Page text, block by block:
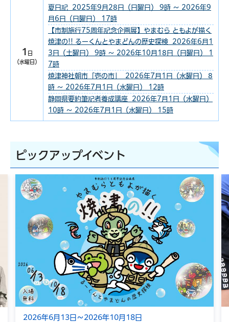
1
日
（水曜日）
夏日記 2025年9月28日（日曜日） 9時 ～ 2026年9
月6日（日曜日） 17時
【市制施行75周年記念企画展】やまむら ともよが描く
焼津の!! るーくんとやまどんの歴史探検 2026年6月1
3日（土曜日） 9時 ～ 2026年10月18日（日曜日） 1
7時
焼津神社朝市「壱の市」 2026年7月1日（水曜日） 8
時 ～ 2026年7月1日（水曜日） 12時
静岡県要約筆記者養成講座 2026年7月1日（水曜日）
10時 ～ 2026年7月1日（水曜日） 15時
ピックアップイベント
2026年6月13日～2026年10月18日